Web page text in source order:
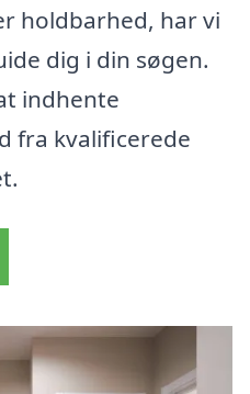
holdbarhed, har vi
dig i din søgen.
indhente
fra kvalificerede